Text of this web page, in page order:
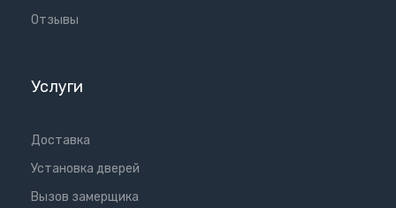
Отзывы
Услуги
Доставка
Установка дверей
Вызов замерщика